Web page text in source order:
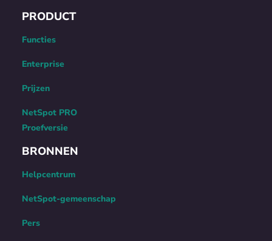
PRODUCT
Functies
Enterprise
Prijzen
NetSpot PRO
Proefversie
BRONNEN
Helpcentrum
NetSpot-gemeenschap
Pers